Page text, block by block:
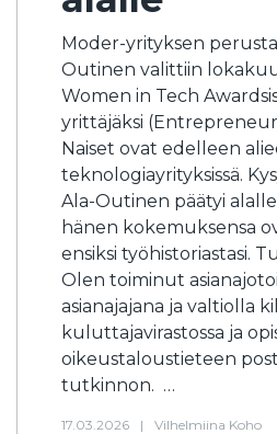
Moder-yrityksen
Outinen valittiin
Women in Tech
yrittäjäksi
Naiset ovat edelleen
teknologiayrityksissä.
Ala-Outinen päätyi alalle
hänen kokemuksensa
ensiksi työhistoriastasi.
Olen toiminut
asianajajana ja valtiolla
kuluttajavirastossa ja
oikeustaloustieteen
tutkinnon. …
17.03.2026 | Vilhelmiina Koho